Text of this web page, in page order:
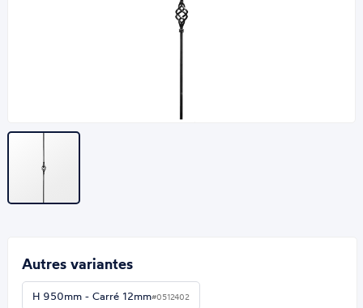
Autres variantes
H 950mm - Carré 12mm#0512402